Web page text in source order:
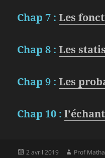
Chap 7 :Les
Chap 8 :Les
Chap 9 :Les
Chap 10 :
Publié
2 avril 2019 Auteur
Prof